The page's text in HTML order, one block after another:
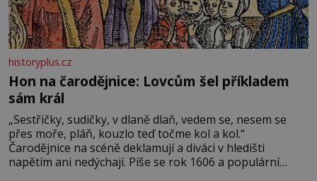
historyplus.cz
Hon na čarodějnice: Lovcům šel příkladem
sám král
„Sestřičky, sudičky, v dlaně dlaň, vedem se, nesem se
přes moře, pláň, kouzlo teď točme kol a kol.“
Čarodějnice na scéně deklamují a diváci v hledišti
napětím ani nedýchají. Píše se rok 1606 a populární